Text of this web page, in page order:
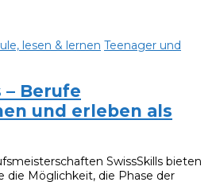
lesen & lernen Teenager und
– Berufe
und erleben als
SwissSkills bieten
die Möglichkeit, die Phase der